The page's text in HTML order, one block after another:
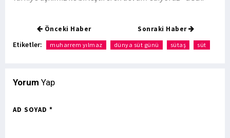
Önceki Haber Sonraki Haber
Etiketler: muharrem yılmaz dünya süt günü sütaş süt
Yorum Yap
AD SOYAD *